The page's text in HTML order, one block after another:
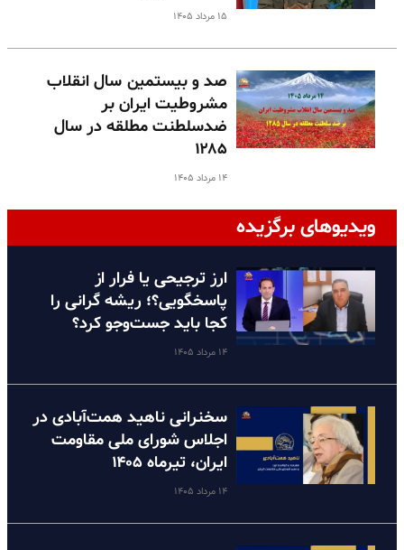
۱۵ مرداد ۱۴۰۵
صد و بیستمین سال انقلاب
مشروطیت ایران بر
ضدسلطنت مطلقه در سال
۱۲۸۵
۱۴ مرداد ۱۴۰۵
ویدیوهای برگزیده
ارز ترجیحی یا فرار از
پاسخگویی؟؛ ریشه گرانی را
کجا باید جست‌وجو کرد؟
۱۴ مرداد ۱۴۰۵
سخنرانی ناهید همت‌آبادی در
اجلاس شورای ملی مقاومت
ایران، تیرماه ۱۴۰۵
۱۴ مرداد ۱۴۰۵